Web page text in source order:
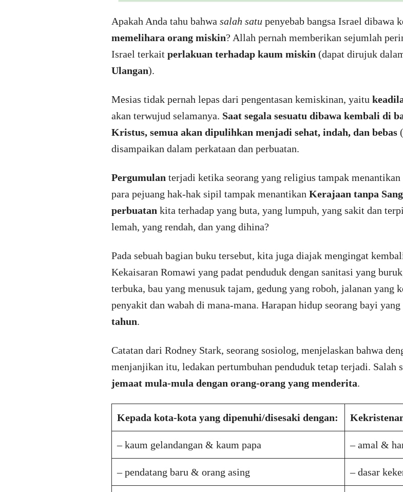
Apakah Anda tahu bahwa salah satu penyebab bangsa Israel dibawa
memelihara orang miskin? Allah pernah memberikan sejumlah
Israel terkait perlakuan terhadap kaum miskin (dapat dirujuk
Ulangan).
Mesias tidak pernah lepas dari pengentasan kemiskinan, yaitu
akan terwujud selamanya. Saat segala sesuatu dibawa kembali di
Kristus, semua akan dipulihkan menjadi sehat, indah, dan bebas
disampaikan dalam perkataan dan perbuatan.
Pergumulan terjadi ketika seorang yang religius tampak menantikan
para pejuang hak-hak sipil tampak menantikan Kerajaan tanpa
perbuatan kita terhadap yang buta, yang lumpuh, yang sakit dan
lemah, yang rendah, dan yang dihina?
Pada sebuah bagian buku tersebut, kita juga diajak mengingat
Kekaisaran Romawi yang padat penduduk dengan sanitasi yang
terbuka, bau yang menusuk tajam, gedung yang roboh, jalanan yang
penyakit dan wabah di mana-mana. Harapan hidup seorang bayi
tahun.
Catatan dari Rodney Stark, seorang sosiolog, menjelaskan bahwa
menjanjikan itu, ledakan pertumbuhan penduduk tetap terjadi. Salah
jemaat mula-mula dengan orang-orang yang menderita.
Kepada kota-kota yang dipenuhi/disesaki dengan:
– kaum gelandangan & kaum papa – amal &
– pendatang baru & orang asing – dasar